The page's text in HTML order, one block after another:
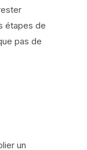
étapes de
pas de
un